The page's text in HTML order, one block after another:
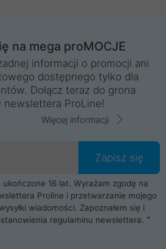
na mega proMOCJE
informacji o promocji ani
dostępnego tylko dla
Dołącz teraz do grona
newslettera ProLine!
Więcej informacji
Zapisz się
16 lat. Wyrażam zgodę na
Proline i przetwarzanie mojego
wiadomości. Zapoznałem się i
regulaminu newslettera.